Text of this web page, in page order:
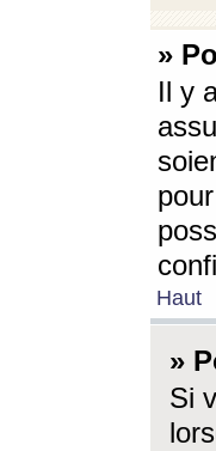
»
Il y
Haut
»
Si